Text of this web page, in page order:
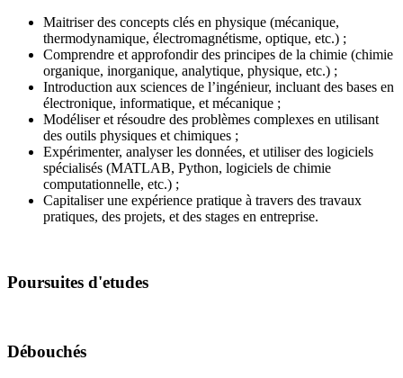
Maitriser des concepts clés en physique (mécanique,
thermodynamique, électromagnétisme, optique, etc.) ;
Comprendre et approfondir des principes de la chimie (chimie
organique, inorganique, analytique, physique, etc.) ;
Introduction aux sciences de l’ingénieur, incluant des bases en
électronique, informatique, et mécanique ;
Modéliser et résoudre des problèmes complexes en utilisant
des outils physiques et chimiques ;
Expérimenter, analyser les données, et utiliser des logiciels
spécialisés (MATLAB, Python, logiciels de chimie
computationnelle, etc.) ;
Capitaliser une expérience pratique à travers des travaux
pratiques, des projets, et des stages en entreprise.
Poursuites d'etudes
Débouchés